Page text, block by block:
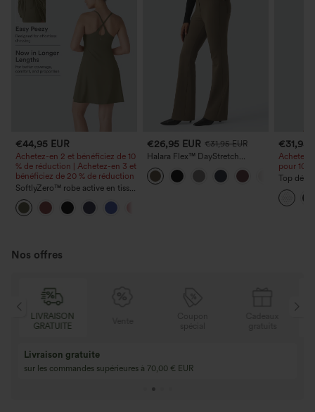
€44,95 EUR
Achetez-en 2 et bénéficiez de 10
% de réduction | Achetez-en 3 et
bénéficiez de 20 % de réduction
SoftlyZero™ robe active en tissu
pelucheux, dos nu — longueur
allongée — Édition Easy Peezy
€26,95 EUR €31,95 EUR
Halara Flex™ DayStretch
Pantalon de travail évasé taille
haute avec poches
€31,95
Achetez-
pour
Top
hi-low,
motif à
Nos offres
LIVRAISON
GRATUITE
Livraison gratuite
sur les commandes supérieures à 70,00 € EUR